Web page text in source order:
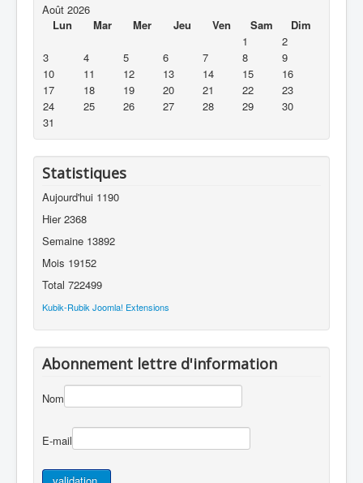
Août 2026
Lun
Mar Mer Jeu Ven Sam
Dim
1
2
3
4 5 6 7 8
9
10
11 12 13 14 15
16
17
18 19 20 21 22
23
24
25 26 27 28 29
30
31
Statistiques
Aujourd'hui 1190
Hier2368
Semaine 13892
Mois 19152
Total 722499
Kubik-Rubik Joomla! Extensions
Abonnement lettre d'information
Nom
E-mail